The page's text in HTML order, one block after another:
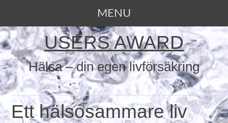
MENU
SKIP TO CONTENTUSERS AWARD
Hälsa – din egen livförsäkring
Ett hälsosammare liv